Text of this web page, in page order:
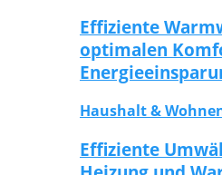
Effiziente
optimalen
Haushalt &
Effiziente